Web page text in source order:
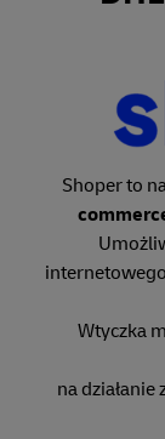
Shoper to
Wtyczka
na